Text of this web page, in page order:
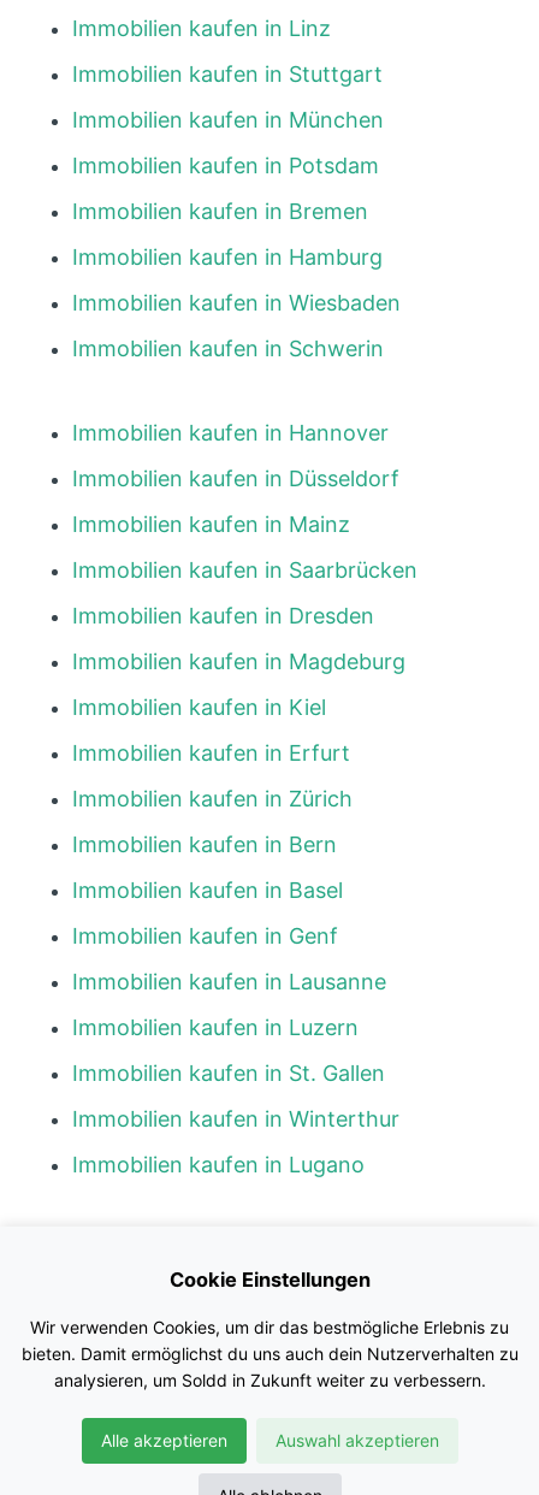
Immobilien kaufen in Linz
Immobilien kaufen in Stuttgart
Immobilien kaufen in München
Immobilien kaufen in Potsdam
Immobilien kaufen in Bremen
Immobilien kaufen in Hamburg
Immobilien kaufen in Wiesbaden
Immobilien kaufen in Schwerin
Immobilien kaufen in Hannover
Immobilien kaufen in Düsseldorf
Immobilien kaufen in Mainz
Immobilien kaufen in Saarbrücken
Immobilien kaufen in Dresden
Immobilien kaufen in Magdeburg
Immobilien kaufen in Kiel
Immobilien kaufen in Erfurt
Immobilien kaufen in Zürich
Immobilien kaufen in Bern
Immobilien kaufen in Basel
Immobilien kaufen in Genf
Immobilien kaufen in Lausanne
Immobilien kaufen in Luzern
Immobilien kaufen in St. Gallen
Immobilien kaufen in Winterthur
Immobilien kaufen in Lugano
Impressum
Nutzungsbedingungen
Datenschutz
© Soldd GmbH
Cookie Einstellungen
Wir verwenden Cookies, um dir das bestmögliche Erlebnis zu
bieten. Damit ermöglichst du uns auch dein Nutzerverhalten zu
analysieren, um Soldd in Zukunft weiter zu verbessern.
Alle akzeptieren Auswahl akzeptieren